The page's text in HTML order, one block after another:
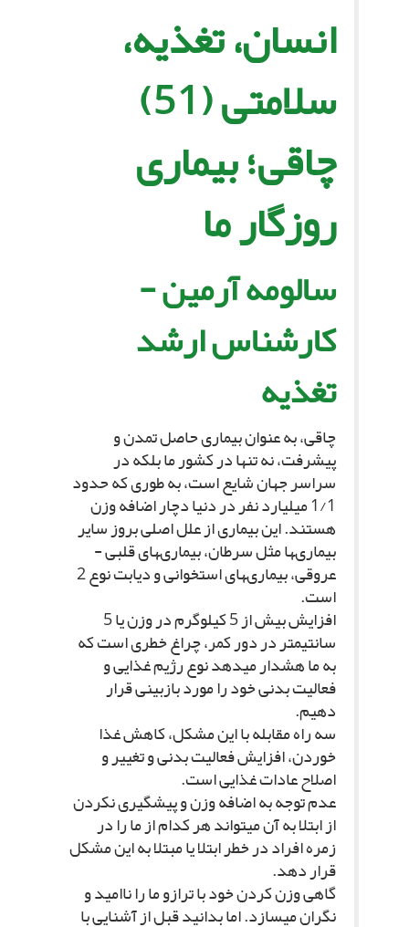
انسان، تغذیه،
سلامتى (51)
چاقى؛ بیمارى
روزگار ما
سالومه آرمین -
کارشناس ارشد
تغذیه‏
چاقى، به عنوان بیمارى حاصل تمدن و
پیشرفت، نه تنها در کشور ما بلکه در
سراسر جهان شایع است، به طورى که حدود
1/1 میلیارد نفر در دنیا دچار اضافه وزن
هستند. این بیمارى از علل اصلى بروز سایر
بیمارى‏ها مثل سرطان، بیمارى‏هاى قلبى -
عروقى، بیمارى‏هاى استخوانى و دیابت نوع 2
است.
افزایش بیش از 5 کیلوگرم در وزن یا 5
سانتى‏متر در دور کمر، چراغ خطرى است که
به ما هشدار مى‏دهد نوع رژیم غذایى و
فعالیت بدنى خود را مورد بازبینى قرار
دهیم.
سه راه مقابله با این مشکل، کاهش غذا
خوردن، افزایش فعالیت بدنى و تغییر و
اصلاح عادات غذایى است.
عدم توجه به اضافه وزن و پیشگیرى نکردن
از ابتلا به آن مى‏تواند هر کدام از ما را در
زمره افراد در خطر ابتلا یا مبتلا به این مشکل
قرار دهد.
گاهى وزن کردن خود با ترازو ما را ناامید و
نگران مى‏سازد. اما بدانید قبل از آشنایى با